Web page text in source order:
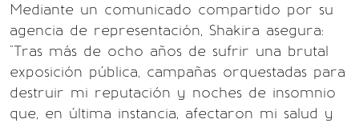
Mediante un comunicado compartido por su
agencia de representación, Shakira asegura:
"Tras más de ocho años de sufrir una brutal
exposición pública, campañas orquestadas para
destruir mi reputación y noches de insomnio
que, en última instancia, afectaron mi salud y